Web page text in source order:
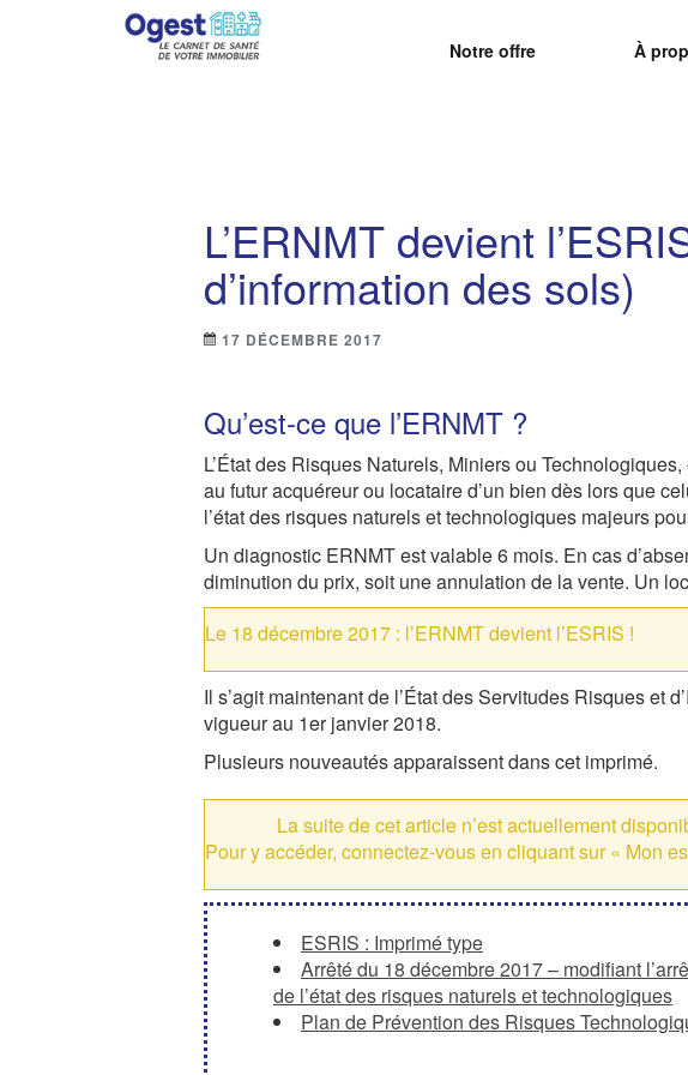
Notre offre À
L’ERNMT devient
d’information des sols)
17 DÉCEMBRE 2017
Qu’est-ce que l’ERNMT ?
L’État des Risques Naturels, Miniers ou
au futur acquéreur ou locataire d’un bien dès lors que
l’état des risques naturels et technologiques majeurs
Un diagnostic ERNMT est valable 6 mois. En cas
diminution du prix, soit une annulation de la vente. Un
Le 18 décembre 2017 : l’ERNMT devient l’ESRIS !
Il s’agit maintenant de l’État des Servitudes Risques et
vigueur au 1er janvier 2018.
Plusieurs nouveautés apparaissent dans cet imprimé.
La suite de cet article n’est actuellement
Pour y accéder, connectez-vous en cliquant sur « Mon
ESRIS : Imprimé type
Arrêté du 18 décembre 2017 – modifiant
de l’état des risques naturels et technologiques
Plan de Prévention des Risques